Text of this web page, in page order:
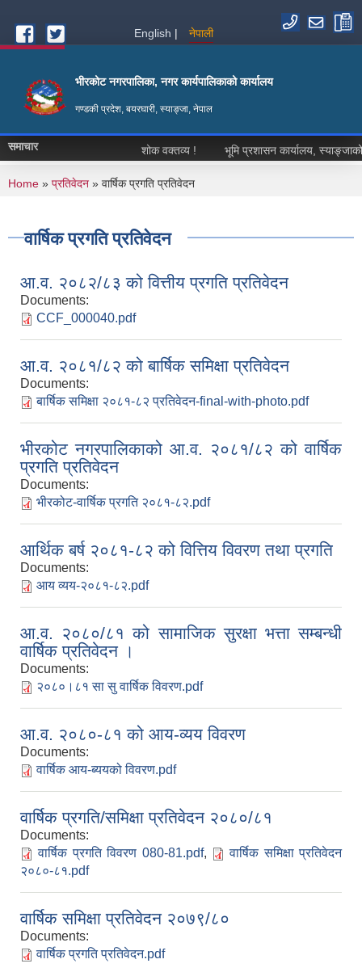
English
नेपाली
भीरकोट नगरपालिका, नगर कार्यपालिकाको कार्यालय
गण्डकी प्रदेश, बयरघारी, स्याङ्जा, नेपाल
समाचार शोक वक्तव्य ! भूमि प्रशासन कार्यालय, स्याङ्जाको
You are here
Home » प्रतिवेदन » वार्षिक प्रगति प्रतिवेदन
वार्षिक प्रगति प्रतिवेदन
आ.व. २०८२/८३ को वित्तीय प्रगति प्रतिवेदन
Documents:
CCF_000040.pdf
आ.व. २०८१/८२ को बार्षिक समिक्षा प्रतिवेदन
Documents:
बार्षिक समिक्षा २०८१-८२ प्रतिवेदन-final-with-photo.pdf
भीरकोट नगरपालिकाको आ.व. २०८१/८२ को वार्षिक
प्रगति प्रतिवेदन
Documents:
भीरकोट-वार्षिक प्रगति २०८१-८२.pdf
आर्थिक बर्ष २०८१-८२ को वित्तिय विवरण तथा प्रगति
Documents:
आय व्यय-२०८१-८२.pdf
आ.व. २०८०/८१ को सामाजिक सुरक्षा भत्ता सम्बन्धी
वार्षिक प्रतिवेदन ।
Documents:
२०८०।८१ सा सु वार्षिक विवरण.pdf
आ.व. २०८०-८१ को आय-व्यय विवरण
Documents:
वार्षिक आय-ब्ययको विवरण.pdf
वार्षिक प्रगति/समिक्षा प्रतिवेदन २०८०/८१
Documents:
वार्षिक प्रगति विवरण 080-81.pdf,
वार्षिक समिक्षा प्रतिवेदन‍
२०८०-८१.pdf
वार्षिक समिक्षा प्रतिवेदन २०७९/८०
Documents:
वार्षिक प्रगति प्रतिवेदन.pdf